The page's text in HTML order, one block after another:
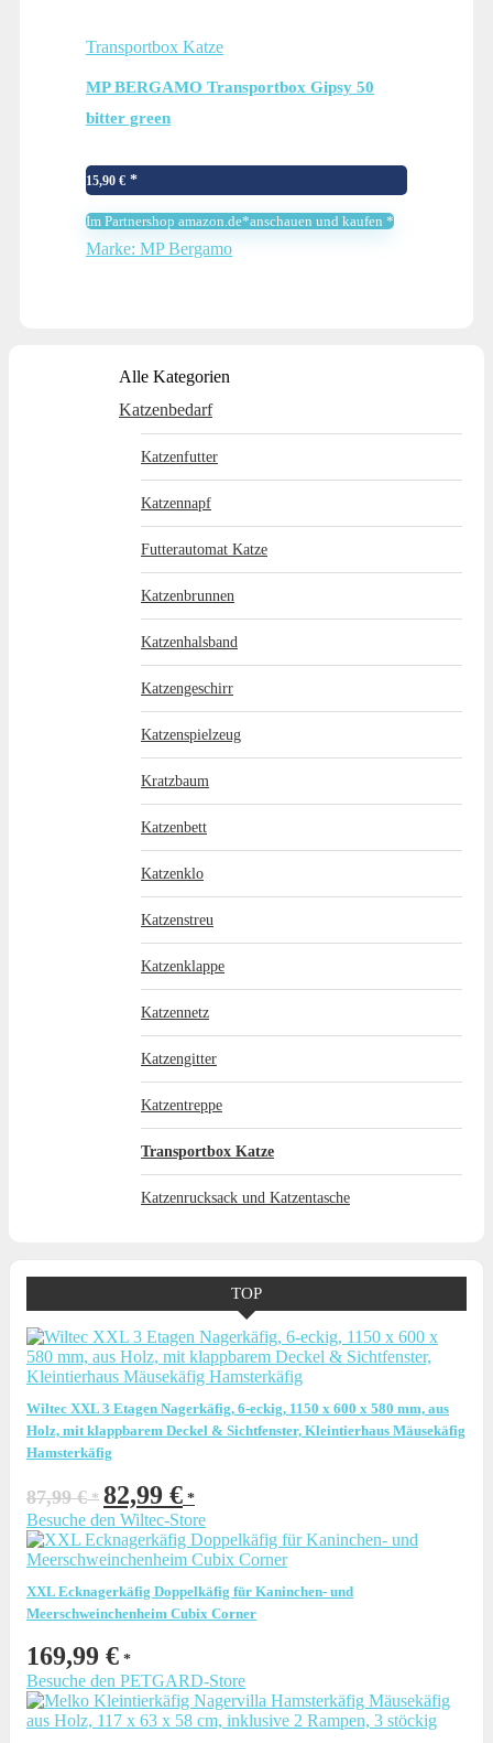
Transportbox Katze
MP BERGAMO Transportbox Gipsy 50
bitter green
15,90 €
Im Partnershop amazon.de*anschauen und kaufen *
Marke: MP Bergamo
Alle Kategorien
Katzenbedarf
Katzenfutter
Katzennapf
Futterautomat Katze
Katzenbrunnen
Katzenhalsband
Katzengeschirr
Katzenspielzeug
Kratzbaum
Katzenbett
Katzenklo
Katzenstreu
Katzenklappe
Katzennetz
Katzengitter
Katzentreppe
Transportbox Katze
Katzenrucksack und Katzentasche
TOP
Wiltec XXL 3 Etagen Nagerkäfig, 6-eckig, 1150 x 600 x 580 mm, aus
Holz, mit klappbarem Deckel & Sichtfenster, Kleintierhaus Mäusekäfig
Hamsterkäfig
87,99€
Ursprünglicher
Preis
war:
87,99 €
82,99 € Preis
ist:
82,99 €.
Besuche den Wiltec-Store
XXL Ecknagerkäfig Doppelkäfig für Kaninchen- und
Meerschweinchenheim Cubix Corner
169,99 €
Besuche den PETGARD-Store